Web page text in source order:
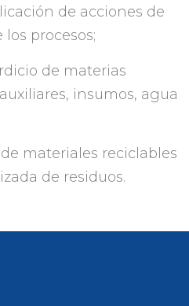
de acciones de
procesos;
de materias
insumos, agua
materiales reciclables
de residuos.